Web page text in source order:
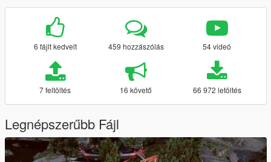
6 fájlt kedvelt 459 hozzászólás 54 videó
7 feltöltés 16 követő 66 972 letöltés
Legnépszerűbb Fájl